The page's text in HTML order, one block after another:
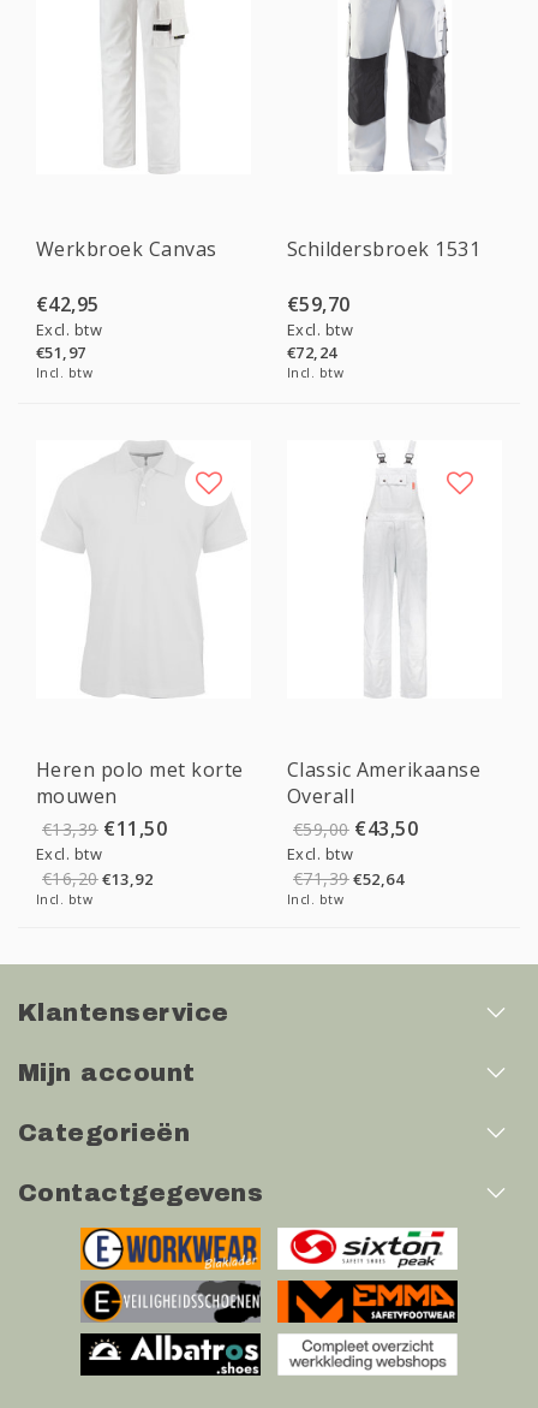
Werkbroek Canvas
€42,95
Excl. btw
€51,97
Incl. btw
Schildersbroek 1531
€59,70
Excl. btw
€72,24
Incl. btw
Heren polo met korte
mouwen
€13,39 €11,50
Excl. btw
€16,20€13,92
Incl. btw
Classic Amerikaanse
Overall
€59,00 €43,50
Excl. btw
€71,39€52,64
Incl. btw
Klantenservice
Mijn account
Categorieën
Contactgegevens